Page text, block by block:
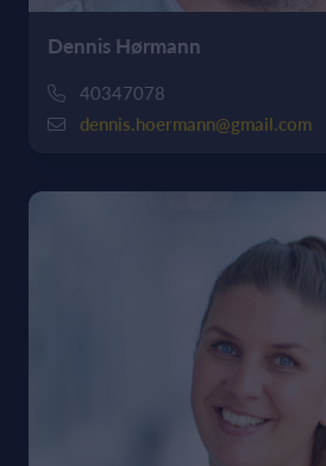
Dennis Hørmann
40347078
dennis.hoermann@gmail.com